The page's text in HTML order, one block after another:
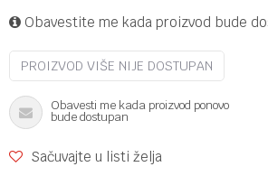
Obavestite me kada proizvod bude
PROIZVOD VIŠE NIJE DOSTUPAN
Obavesti me kada proizvod ponovo
bude dostupan
Sačuvajte u listi želja